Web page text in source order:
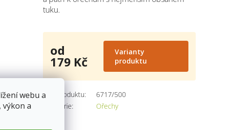
webu a
výkon a
tuku.
Kód produktu:
6717/500
Kategorie: Ořechy
od
179 Kč
Měrná
cena:
Varianty
produktu